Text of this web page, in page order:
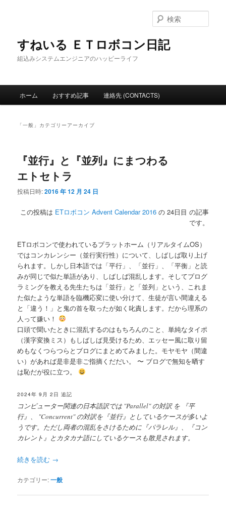
すねいる ＥＴロボコン日記
組込みシステムエンジニアのハッピーライフ
索
ホーム おすすめ記事 連絡先 (CONTACTS)
「一般 」カテゴリーアーカイブ
『並行』と『並列』にまつわる
エトセトラ
投稿日時:2016 年 12 月 24 日
この投稿は ETロボコン Advent Calendar 2016の 24日目 の記事
です。
ETロボコンで使われているプラットホーム（リアルタイムOS）
ではコンカレンシー（並行実行性）について、しばしば取り上げ
られます。しかし日本語では「平行」、「並行」、「平衡」と読
みが同じで似た単語があり、しばしば混乱します。そしてプログ
ラミングを教える先生たちは「並行」と「並列」という、これま
た似たような単語を臨機応変に使い分けて、生徒が言い間違える
と「違う！」と鬼の首を取ったが如く叱責します。だから理系の
人って嫌い！
口頭で聞いたときに混乱するのはもちろんのこと、単純なタイポ
（漢字変換ミス）もしばしば見受けるため、エッセー風に取り留
めもなくつらつらとブログにまとめてみました。モヤモヤ（間違
い）があれば是非是非ご指摘くだだい。 〜 ブログで無知を晒す
は恥だが役に立つ。
2024年 9月 2日 追記
コンピューター関連の日本語訳では "Parallel" の対訳 を 『平
行』、 "Concurrent" の対訳を『並行』としているケースが多いよ
うです。ただし両者の混乱をさけるために『パラレル』、『コン
カレント』とカタカナ語にしているケースも散見されます。
続きを読む →
カテゴリー:一般